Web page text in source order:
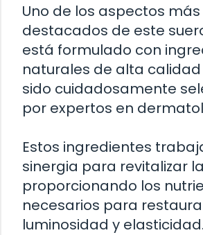
Uno de los aspectos más
destacados de este
está formulado con
naturales de alta
sido cuidadosamente
por expertos en
Estos ingredientes
sinergia para revitalizar
proporcionando los
necesarios para
luminosidad y elasticidad.